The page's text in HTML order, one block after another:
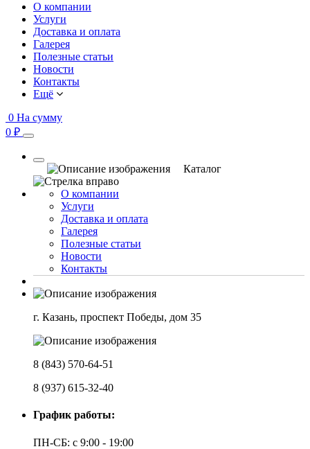
О компании
Услуги
Доставка и оплата
Галерея
Полезные статьи
Новости
Контакты
Ещё
0 На сумму
0 ₽
Каталог
О компании
Услуги
Доставка и оплата
Галерея
Полезные статьи
Новости
Контакты
г. Казань, проспект Победы, дом 35
8 (843) 570-64-51
8 (937) 615-32-40
График работы:
ПН-СБ: с 9:00 - 19:00